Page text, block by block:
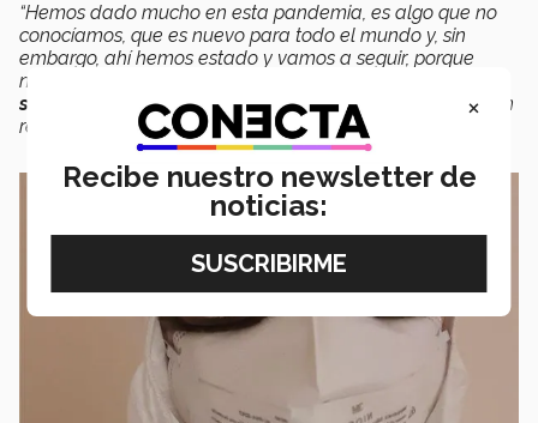
“Hemos dado mucho en esta pandemia, es algo que no
conocíamos, que es nuevo para todo el mundo y, sin
embargo, ahí hemos estado y vamos a seguir, porque
nuestro único fin para la vocación que tenemos es la
salud del pacientey aprender cada día más
, este es un
reconocimiento para todos”,agregó.
×
Recibe nuestro newsletter de
noticias: